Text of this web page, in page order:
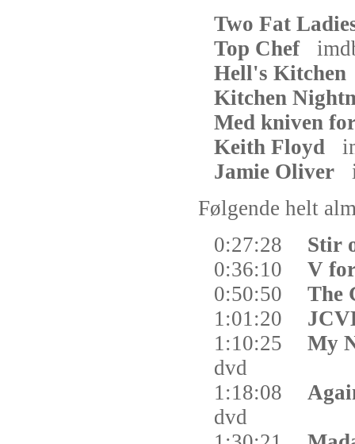
Two Fat
Top Chef
Hell's Kitchen
Kitchen
Med kniven
Keith Floyd
Jamie Oliver
Følgende helt
0:27:28
Stir
0:36:10
V
0:50:50
The
1:01:20
1:10:25
My
dvd
1:18:08
dvd